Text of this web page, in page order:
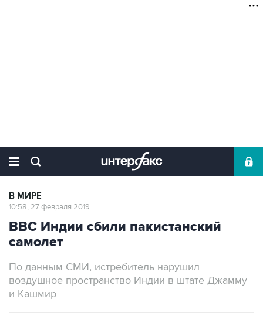
В МИРЕ
10:58, 27 февраля 2019
ВВС Индии сбили пакистанский
самолет
По данным СМИ, истребитель нарушил
воздушное пространство Индии в штате Джамму
и Кашмир